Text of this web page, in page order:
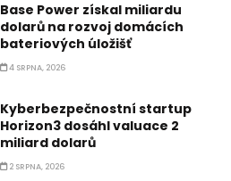
Base Power získal miliardu
dolarů na rozvoj domácích
bateriových úložišť
4 SRPNA, 2026
Kyberbezpečnostní startup
Horizon3 dosáhl valuace 2
miliard dolarů
2 SRPNA, 2026